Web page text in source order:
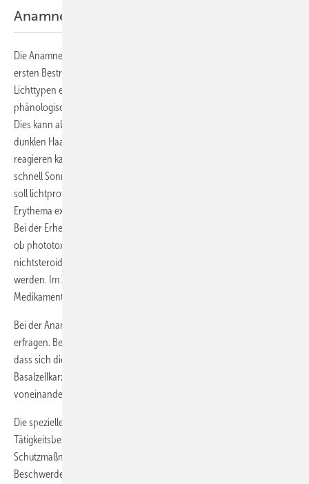
Anamnese
Die Anamnese umfasst zunächst die Frage, wie sich die Haut bei der
ersten Bestrahlung im Sommer verhält. Danach hat Fitzpatrick die
Lichttypen eingeteilt, die häufig gleichgesetzt werden mit dem
phänologischen Erscheinungsbild (Augen-, Haar- und Hauttönung).
Dies kann aber zur Fehleinschätzung führen, da auch ein Mensch mit
dunklen Haaren und dunkler Hautfarbe in der Sonne sehr empfindlich
reagieren kann und umgekehrt blonde, blauäugige Menschen weniger
schnell Sonnenbrand bekommen können. Die spezielle Anamnese
soll lichtprovozierbare Dermatosen (z.B. Lupus erythematodes,
Erythema exsudativum multiformae, Herpes simplex usw.) erfassen.
Bei der Erhebung der Medikamentenanamnese ist darauf zu achten,
ob phototoxische Medikamente (z.B. Tetracycline, bestimmte
nichtsteroidale Antiphlogistika, Furosemid und Fibrate) eingenommen
werden. Im Zweifelsfall wird man den Beipackzettel des verordneten
Medikaments sichten.
Bei der Anamnese sind auch Krebserkrankungen in der Familie zu
erfragen. Bei der differenzierten Beratung ist jedoch darauf zu achten,
dass sich die Risikofaktoren für die malignen Melanome, die
Basalzellkarzinome und das Plattenepithelkarzinom erheblich
voneinander unterscheiden.
Die spezielle tätigkeitsbezogene Anamnese umfasst eine exakte
Tätigkeitsbeschreibung, die Nutzung bzw. Einhaltung geeigneter UV-
Schutzmaßnahmen, die angeboten und durchgeführt werden, sowie
Beschwerden und Symptome während und nach der UV-Exposition.